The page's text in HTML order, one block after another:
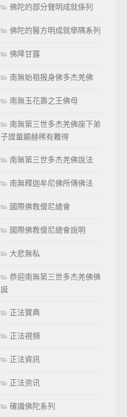
佛陀的部分聲明成就係列
佛陀的醫方明成就舉隅系列
佛降甘露
南無始祖报身佛多杰羌佛
南無玉花壽之王佛母
南無第三世多杰羌佛座下弟
子證量顯赫稀有難得
南無第三世多杰羌佛說法
南無釋迦牟尼佛所傳佛法
國際佛教僧尼總會
國際佛教僧尼總會說明
大悲無私
恭迎南無第三世多杰羌佛佛
誕
正法寶典
正法視頻
正法資訊
正法资讯
確識佛陀系列